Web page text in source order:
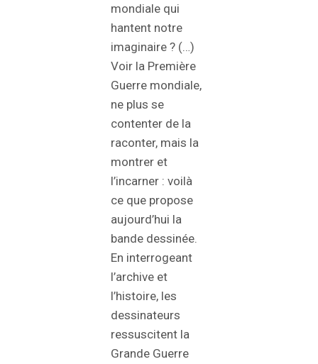
mondiale qui
hantent notre
imaginaire ? (…)
Voir la Première
Guerre mondiale,
ne plus se
contenter de la
raconter, mais la
montrer et
l’incarner : voilà
ce que propose
aujourd’hui la
bande dessinée.
En interrogeant
l’archive et
l’histoire, les
dessinateurs
ressuscitent la
Grande Guerre